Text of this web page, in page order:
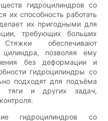
гидроцилиндров со
их способность работать
их пригодными для
требующих больших
обеспечивают
позволяя ему
без деформации и
гидроцилиндры со
подходят для подъёма
тяги и других задач,
гидроцилиндров со